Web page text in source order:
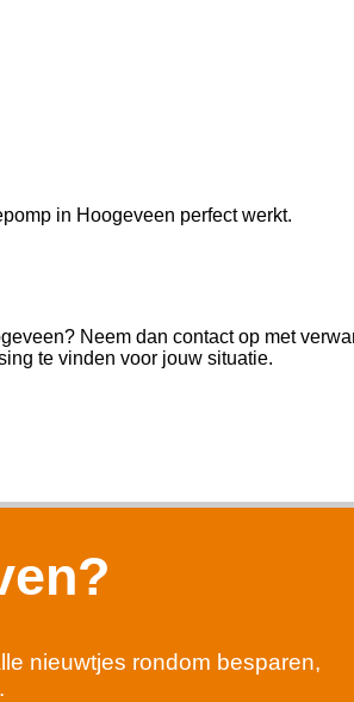
in Hoogeveen perfect werkt.
Neem dan contact op met
te vinden voor jouw situatie.
nieuwtjes rondom besparen,